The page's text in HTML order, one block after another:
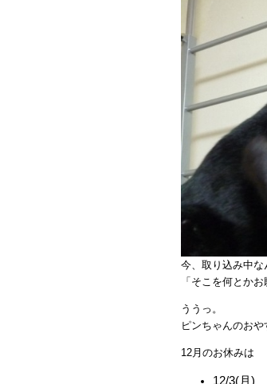
今、取り込み中な
「そこを何とかお
ううっ。
ピンちゃんのおや
12月のお休みは
12/3(月)